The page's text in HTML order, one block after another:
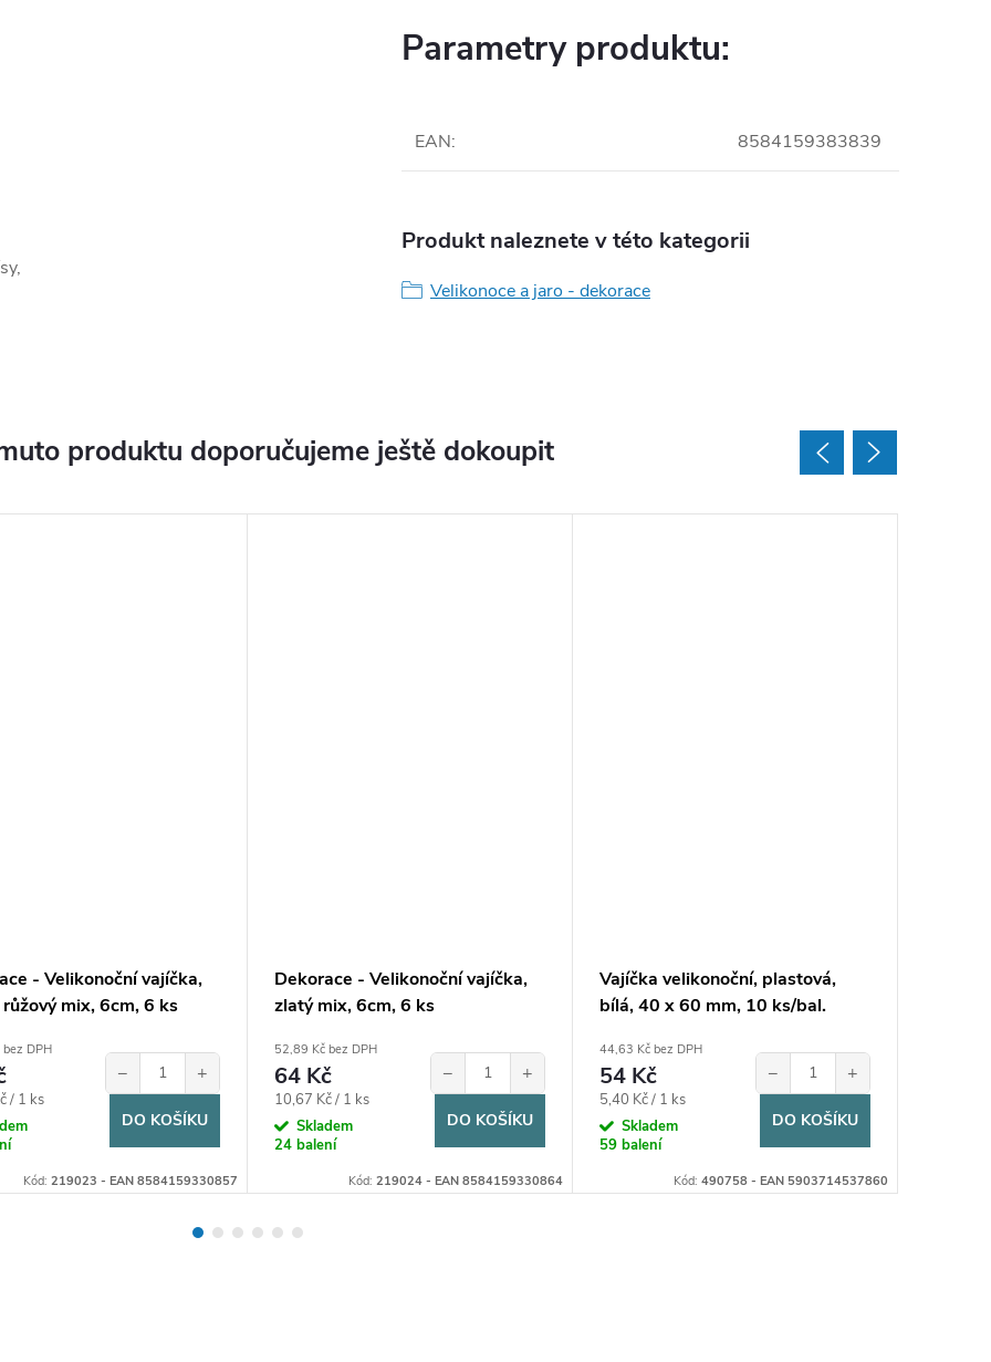
Parametry produktu:
EAN: 8584159383839
Produkt naleznete v této kategorii
Velikonoce a jaro - dekorace
produktu doporučujeme ještě dokoupit
- Velikonoční vajíčka,
mix, 6cm, 6 ks
DPH
/ 1 ks
− +
DO KOŠÍKU
Kód: 219023 - EAN 8584159330857
Dekorace - Velikonoční vajíčka,
zlatý mix, 6cm, 6 ks
52,89 Kč bez DPH
64 Kč
Měrná
cena:
10,67 Kč / 1 ks
Skladem
24 balení
− +
DO KOŠÍKU
Kód: 219024 - EAN 8584159330864
Vajíčka velikonoční, plastová,
bílá, 40 x 60 mm, 10 ks/bal.
44,63 Kč bez DPH
54 Kč
Měrná
cena:
5,40 Kč / 1 ks
Skladem
59 balení
− +
DO KOŠÍKU
Kód: 490758 - EAN 5903714537860